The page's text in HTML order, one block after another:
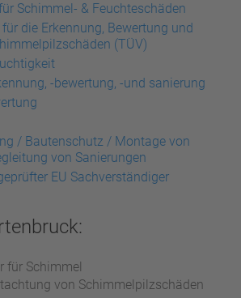
Schimmel- & Feuchteschäden
die Erkennung, Bewertung und
(TÜV)
-bewertung, -und sanierung
/ Bautenschutz / Montage von
von Sanierungen
EU Sachverständiger
für Schimmel
von Schimmelpilzschäden